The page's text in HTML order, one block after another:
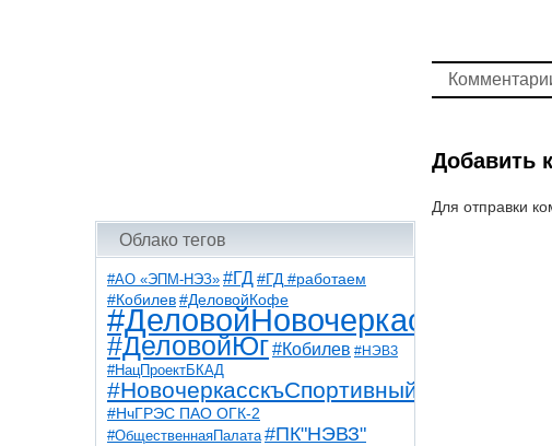
Облако тегов
#АО «ЭПМ-НЭЗ» #ГД #ГД #работаем
#Кобилев #ДеловойКофе
#ДеловойНовочеркасск
#ДеловойЮг#Кобилев #НЭВЗ
#НацПроектБКАД
#НовочеркасскъСпортивный
#НчГРЭС ПАО ОГК-2
#ОбщественнаяПалата #ПК"НЭВЗ"
Добавить
Для отправки